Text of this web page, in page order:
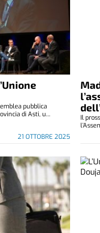
21 OTTOBRE 2025
pubblica
di Asti, u...
Il